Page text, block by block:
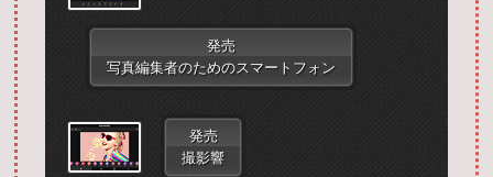
発売
写真編集者のためのスマートフォン
発売
撮影響